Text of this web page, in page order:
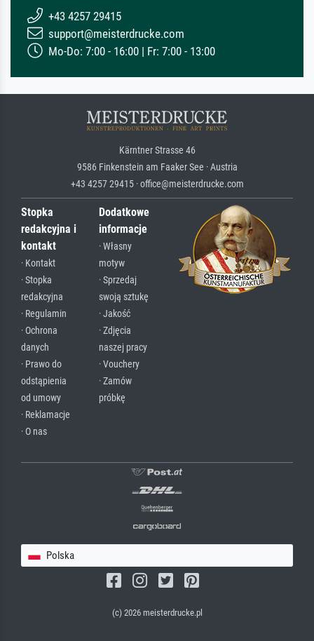
+43 4257 29415
support@meisterdrucke.com
Mo-Do: 7:00 - 16:00 | Fr: 7:00 - 13:00
Kärntner Strasse 46
9586 Finkenstein am Faaker See · Austria
+43 4257 29415 · office@meisterdrucke.com
Stopka
redakcyjna i
kontakt
· Kontakt
· Stopka
redakcyjna
· Regulamin
· Ochrona
danych
· Prawo do
odstąpienia
od umowy
· Reklamacje
· O nas
Dodatkowe
informacje
· Własny
motyw
· Sprzedaj
swoją sztukę
· Jakość
· Zdjęcia
naszej pracy
· Vouchery
· Zamów
próbkę
Polska
(c) 2026 meisterdrucke.pl